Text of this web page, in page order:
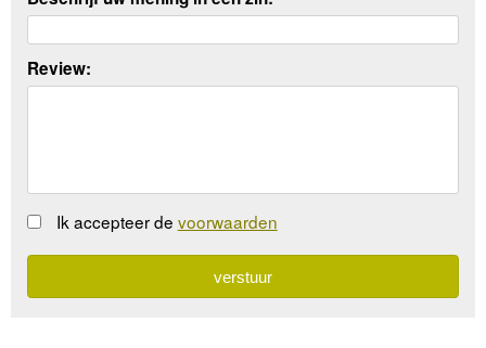
Review:
Ik accepteer de voorwaarden